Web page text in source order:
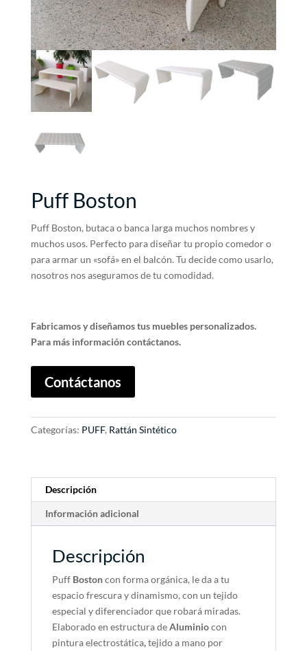
Puff Boston
Puff Boston, butaca o banca larga muchos nombres y
muchos usos. Perfecto para diseñar tu propio comedor o
para armar un «sofá» en el balcón. Tu decide como usarlo,
nosotros nos aseguramos de tu comodidad.
Fabricamos y diseñamos tus muebles personalizados.
Para más información contáctanos.
Contáctanos
e
r
i
v
Categorías: PUFF, Rattán Sintético
Descripción
Información adicional
Descripción
Puff Bostoncon forma orgánica, le da a tu
espacio frescura y dinamismo, con un tejido
especial y diferenciador que robará miradas.
Elaborado en estructura deAluminiocon
pintura electrostática,tejido a mano por